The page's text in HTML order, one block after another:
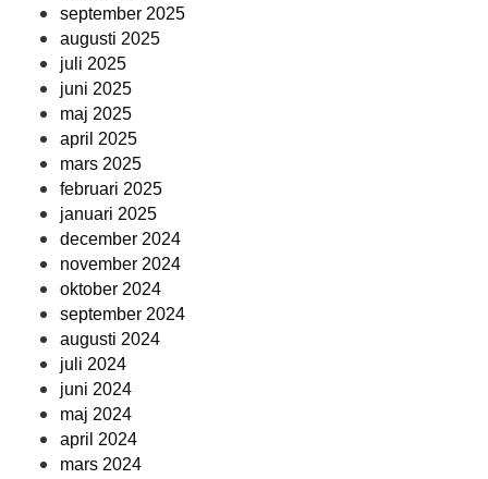
september 2025
augusti 2025
juli 2025
juni 2025
maj 2025
april 2025
mars 2025
februari 2025
januari 2025
december 2024
november 2024
oktober 2024
september 2024
augusti 2024
juli 2024
juni 2024
maj 2024
april 2024
mars 2024